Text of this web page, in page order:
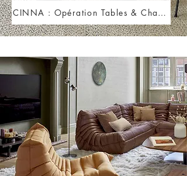
CINNA : Opération Tables & Chaises